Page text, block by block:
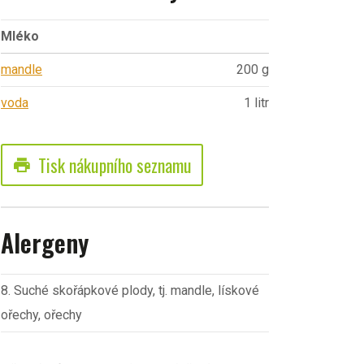
Mléko
mandle 200 g
voda 1 litr
print Tisk nákupního seznamu
Alergeny
8. Suché skořápkové plody, tj. mandle, lískové
ořechy, ořechy